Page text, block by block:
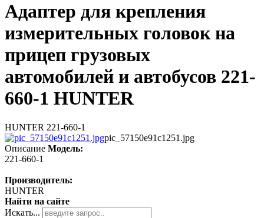
Адаптер для крепления
измерительных головок на
прицеп грузовых
автомобилей и автобусов 221-
660-1 HUNTER
HUNTER 221-660-1
pic_57150e91c1251.jpg
Описание Модель:
221-660-1
Производитель:
HUNTER
Найти на сайте
Искать...